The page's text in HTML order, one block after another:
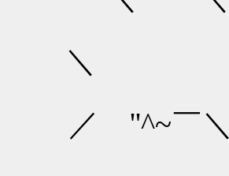
＼
￣＼